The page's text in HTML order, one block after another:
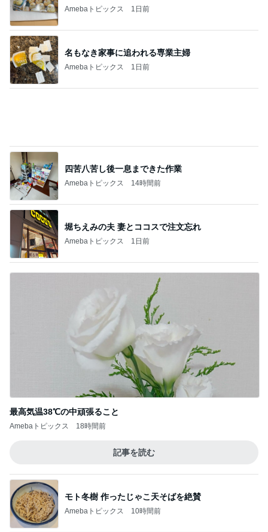
Amebaトピックス 1日前
名もなき家事に追われる専業主婦
Amebaトピックス 1日前
四苦八苦し後一息まできた作業
Amebaトピックス 14時間前
堀ちえみの夫 妻とココスで注文忘れ
Amebaトピックス 1日前
最高気温38℃の中頑張ること
Amebaトピックス 18時間前
記事を読む
モト冬樹 作ったじゃこ天そばを絶賛
Amebaトピックス 10時間前